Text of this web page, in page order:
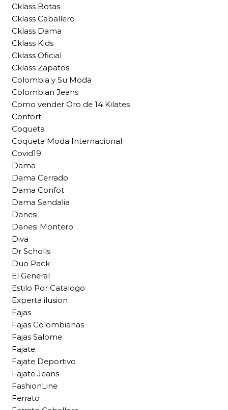
Cklass Botas
Cklass Caballero
Cklass Dama
Cklass Kids
Cklass Oficial
Cklass Zapatos
Colombia y Su Moda
Colombian Jeans
Como vender Oro de 14 Kilates
Confort
Coqueta
Coqueta Moda Internacional
Covid19
Dama
Dama Cerrado
Dama Confot
Dama Sandalia
Danesi
Danesi Montero
Diva
Dr Scholls
Duo Pack
El General
Estilo Por Catalogo
Experta ilusion
Fajas
Fajas Colombianas
Fajas Salome
Fajate
Fajate Deportivo
Fajate Jeans
FashionLine
Ferrato